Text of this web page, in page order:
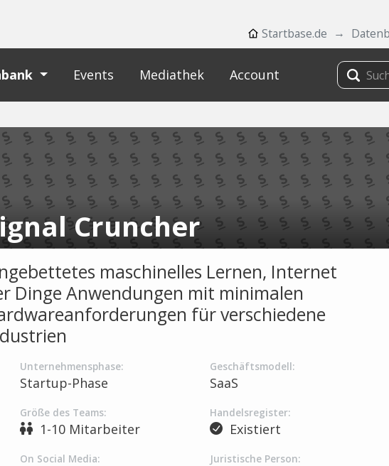
Startbase.de
Events Mediathek Account
Cruncher
maschinelles Lernen, Internet
Dinge Anwendungen mit minimalen
für verschiedene
Unternehmensphase:
Startup-Phase
Geschäftsmodell:
SaaS
Größe des Teams:
1-10 Mitarbeiter
Handelsregister:
Existiert
On Social Media: Juristische Person: